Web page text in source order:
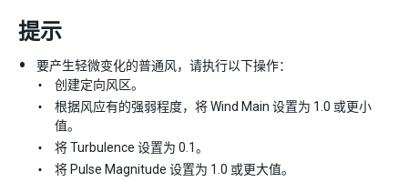
提示
要产生轻微变化的普通风，请执行以下操作：
创建定向风区。
根据风应有的强弱程度，将 Wind Main 设置为 1.0 或更小
值。
将 Turbulence 设置为 0.1。
将 Pulse Magnitude 设置为 1.0 或更大值。